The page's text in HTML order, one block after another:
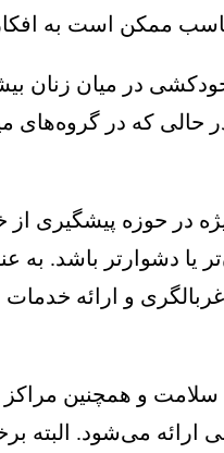
ممکن است به
در میان زنان
حالی که در گروه‌های
در حوزه پیشگیری
دشوارتر باشد. به
و ارائه
و همچنین
می‌شود. البته